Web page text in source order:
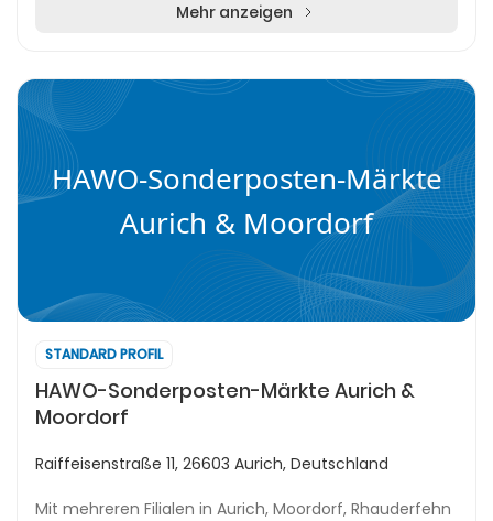
Mehr anzeigen
HAWO-Sonderposten-Märkte
Aurich & Moordorf
STANDARD PROFIL
HAWO-Sonderposten-Märkte Aurich &
Moordorf
Raiffeisenstraße 11, 26603 Aurich, Deutschland
Mit mehreren Filialen in Aurich, Moordorf, Rhauderfehn